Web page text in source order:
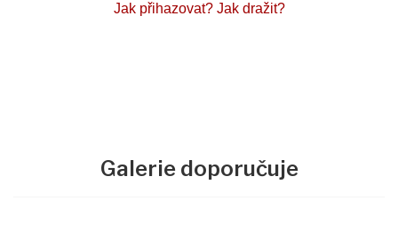
Jak přihazovat? Jak dražit?
Galerie doporučuje